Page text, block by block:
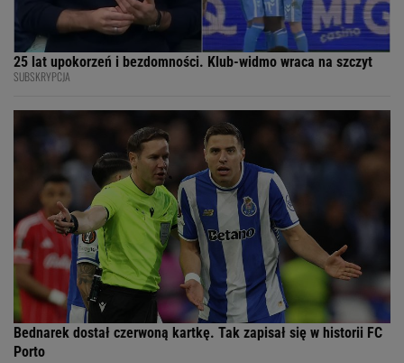
25 lat upokorzeń i bezdomności. Klub-widmo wraca na szczyt
SUBSKRYPCJA
Bednarek dostał czerwoną kartkę. Tak zapisał się w historii FC
Porto